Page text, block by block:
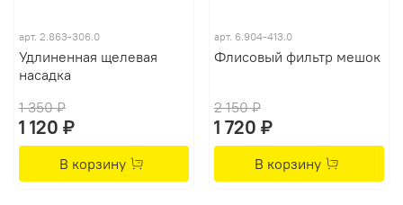
арт. 2.863-306.0
Удлиненная щелевая
насадка
1 350 ₽
1 120 ₽
В корзину
арт. 6.904-413.0
Флисовый фильтр мешок
2 150 ₽
1 720 ₽
В корзину